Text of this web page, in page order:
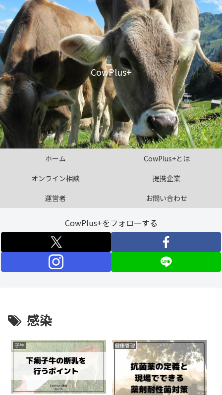
CowPlus+
ホーム
CowPlus+とは
オンライン相談
提携企業
運営者
お問い合わせ
CowPlus+をフォローする
感染
子牛 健康管理